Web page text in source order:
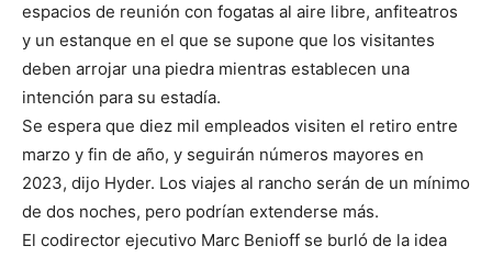
espacios de reunión con fogatas al aire libre, anfiteatros
y un estanque en el que se supone que los visitantes
deben arrojar una piedra mientras establecen una
intención para su estadía.
Se espera que diez mil empleados visiten el retiro entre
marzo y fin de año, y seguirán números mayores en
2023, dijo Hyder. Los viajes al rancho serán de un mínimo
de dos noches, pero podrían extenderse más.
El codirector ejecutivo Marc Benioff se burló de la idea